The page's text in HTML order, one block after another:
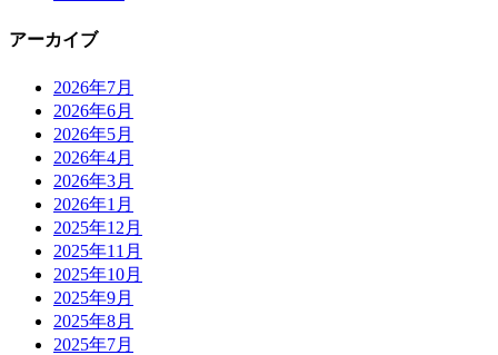
アーカイブ
2026年7月
2026年6月
2026年5月
2026年4月
2026年3月
2026年1月
2025年12月
2025年11月
2025年10月
2025年9月
2025年8月
2025年7月